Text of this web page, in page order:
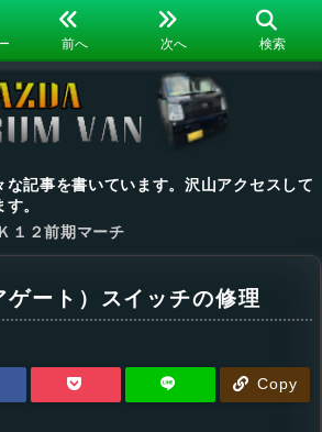
前へ 次へ 検索
記事を書いています。沢山アクセスして
。
１２前期マーチ
ゲート）スイッチの修理
Copy